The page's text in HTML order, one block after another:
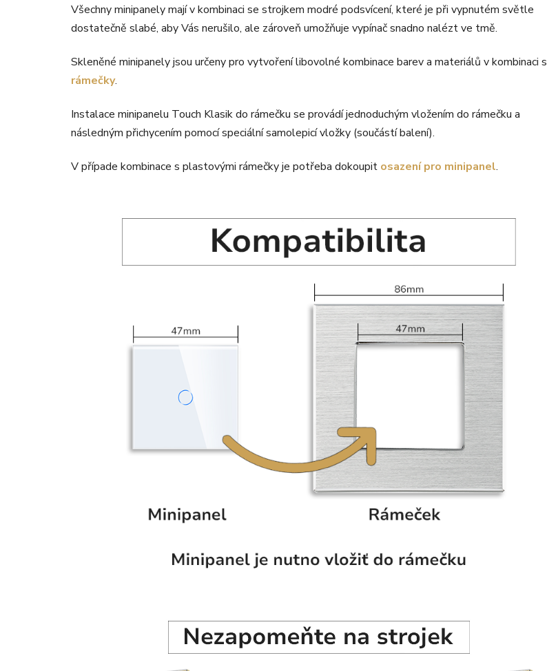
Všechny minipanely mají v kombinaci se strojkem modré podsvícení, které je při vypnutém světle
dostatečně slabé, aby Vás nerušilo, ale zároveň umožňuje vypínač snadno nalézt ve tmě.
Skleněné minipanely jsou určeny pro vytvoření libovolné kombinace barev a materiálů v kombinaci s
rámečky.
Instalace minipanelu Touch Klasik do rámečku se provádí jednoduchým vložením do rámečku a
následným přichycením pomocí speciální samolepicí vložky (součástí balení).
V případe kombinace s plastovými rámečky je potřeba dokoupit osazení pro minipanel.